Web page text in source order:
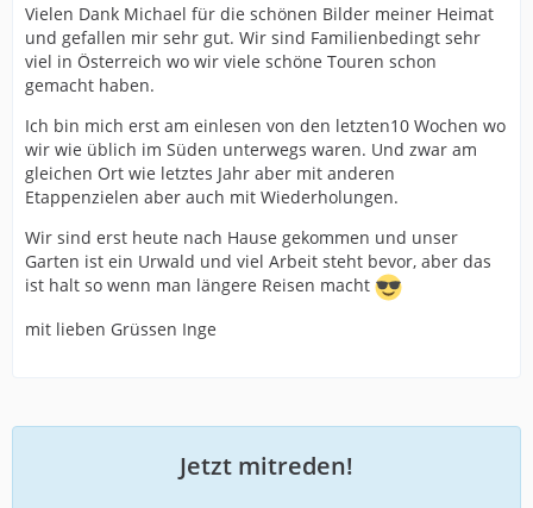
Vielen Dank Michael für die schönen Bilder meiner Heimat
und gefallen mir sehr gut. Wir sind Familienbedingt sehr
viel in Österreich wo wir viele schöne Touren schon
gemacht haben.
Ich bin mich erst am einlesen von den letzten10 Wochen wo
wir wie üblich im Süden unterwegs waren. Und zwar am
gleichen Ort wie letztes Jahr aber mit anderen
Etappenzielen aber auch mit Wiederholungen.
Wir sind erst heute nach Hause gekommen und unser
Garten ist ein Urwald und viel Arbeit steht bevor, aber das
ist halt so wenn man längere Reisen macht
mit lieben Grüssen Inge
Jetzt mitreden!